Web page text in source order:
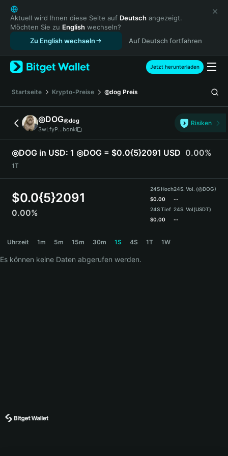
English
日本語
Tiếng Việt
Русский
Español (Latinoamérica)
Türkçe
Français
Deutsch
简体中文
繁體中文
Português (Portugal)
Bahasa Indonesia
ภาษาไทย
हिन्दी
Español
Português (Brasil)
Aktuell wird Ihnen diese Seite auf Deutsch angezeigt.
Möchten Sie zu English wechseln?
Zu English wechseln
Auf Deutsch fortfahren
Jetzt herunterladen
Startseite Krypto-Preise ◎dog Preis
◎DOG◎dog
3wLfyP...bonk
Risiken
◎DOG in USD: 1 ◎DOG = $0.0{5}2091 USD 0.00%
1T
$0.0{5}2091
0.00%
24S Hoch
$0.00
24S Tief
$0.00
24S. Vol. (◎DOG)
--
24S. Vol(USDT)
--
Uhrzeit 1m 5m 15m 30m 1S 4S 1T 1W
Es können keine Daten abgerufen werden.